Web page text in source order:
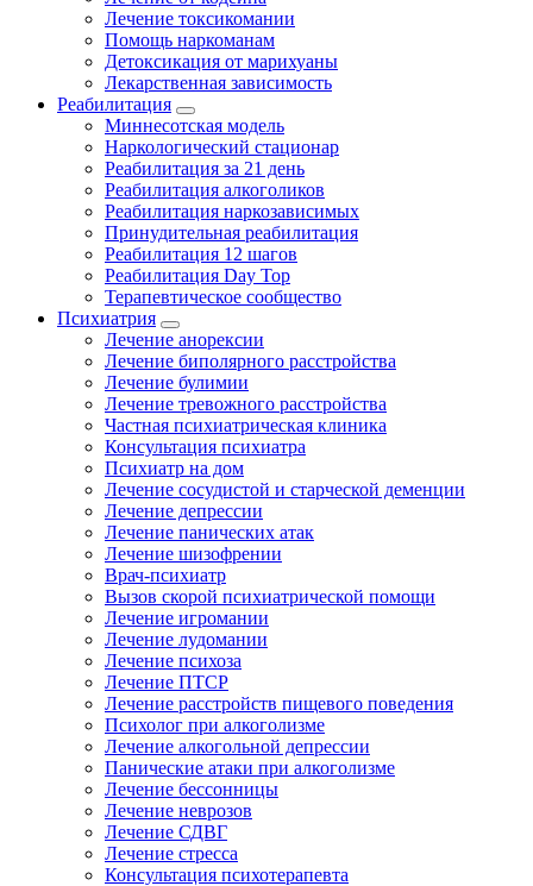
Лечение токсикомании
Помощь наркоманам
Детоксикация от марихуаны
Лекарственная зависимость
Реабилитация
Миннесотская модель
Наркологический стационар
Реабилитация за 21 день
Реабилитация алкоголиков
Реабилитация наркозависимых
Принудительная реабилитация
Реабилитация 12 шагов
Реабилитация Day Top
Терапевтическое сообщество
Психиатрия
Лечение анорексии
Лечение биполярного расстройства
Лечение булимии
Лечение тревожного расстройства
Частная психиатрическая клиника
Консультация психиатра
Психиатр на дом
Лечение сосудистой и старческой деменции
Лечение депрессии
Лечение панических атак
Лечение шизофрении
Врач-психиатр
Вызов скорой психиатрической помощи
Лечение игромании
Лечение лудомании
Лечение психоза
Лечение ПТСР
Лечение расстройств пищевого поведения
Психолог при алкоголизме
Лечение алкогольной депрессии
Панические атаки при алкоголизме
Лечение бессонницы
Лечение неврозов
Лечение СДВГ
Лечение стресса
Консультация психотерапевта